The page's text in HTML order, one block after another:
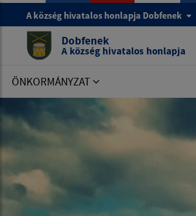
A község hivatalos honlapja Dobfenek
Dobfenek
A község hivatalos honlapja
ÖNKORMÁNYZAT